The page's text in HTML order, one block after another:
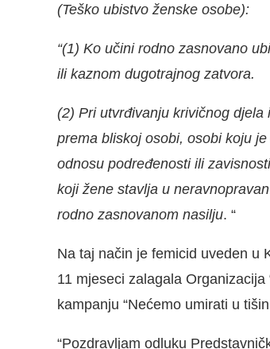
(Teško ubistvo ženske osobe):
“(1) Ko učini rodno zasnovano
ili kaznom dugotrajnog zatvora.
(2) Pri utvrđivanju krivičnog
prema bliskoj osobi, osobi koju
odnosu podređenosti ili
koji žene stavlja u
rodno zasnovanom nasilju. “
Na taj način je femicid uveden u
11 mjeseci zalagala
kampanju “Nećemo umirati u
“Pozdravljam odluku